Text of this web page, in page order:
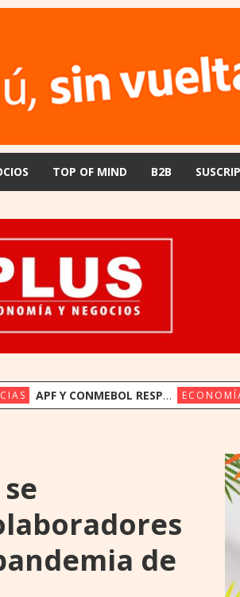
TOP OF MIND B2B
APF Y CONMEBOL RESPALDAN A LA FIFA Y LLAMAN A PRESERVAR LA INSTITUCIONALIDAD
de